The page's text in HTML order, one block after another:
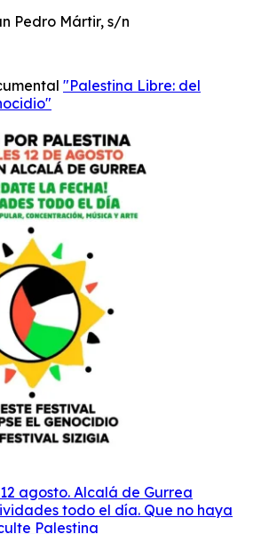
Pedro Mártir, s/n
"Palestina Libre: del
agosto. Alcalá de Gurrea
todo el día. Que no haya
Palestina